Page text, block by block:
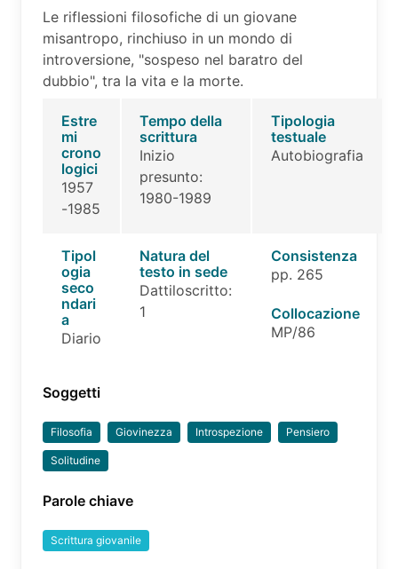
Le riflessioni filosofiche di un giovane
misantropo, rinchiuso in un mondo di
introversione, "sospeso nel baratro del
dubbio", tra la vita e la morte.
Estre
mi
crono
logici
1957
-1985
Tempo della
scrittura
Inizio
presunto:
1980-1989
Tipologia
testuale
Autobiografia
Tipol
ogia
seco
ndari
a
Diario
Natura del
testo in sede
Dattiloscritto:
1
Consistenza
pp. 265
Collocazione
MP/86
Soggetti
Filosofia Giovinezza Introspezione Pensiero
Solitudine
Parole chiave
Scrittura giovanile